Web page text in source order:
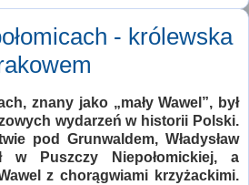
- królewska
znany jako „mały Wawel”, był
wydarzeń w historii Polski.
pod Grunwaldem, Władysław
w Puszczy Niepołomickiej, a
z chorągwiami krzyżackimi.